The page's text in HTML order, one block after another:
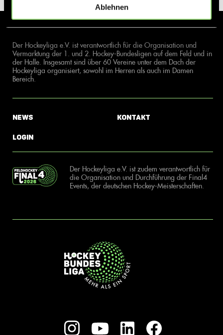
Ablehnen
Der Hockeyliga e.V. ist verantwortlich für die Organisation und
Vermarktung der 1. und 2. Hockey-Bundesligen auf dem Feld und in
der Halle. Insgesamt sind über 60 Vereine unter dem Dach der
Hockeyliga organisiert, sowohl im Herren als auch im Damen
Bereich.
News
Login
Kontakt
Der Hockeyliga e.V. ist zudem verantwortlich für
die Organisation und Durchführung der Final4
Events, der deutschen Hockey-Meisterschaften.